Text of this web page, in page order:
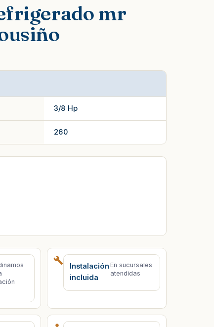
mr
3/8 Hp
260
Instalación
incluida
En sucursales
atendidas